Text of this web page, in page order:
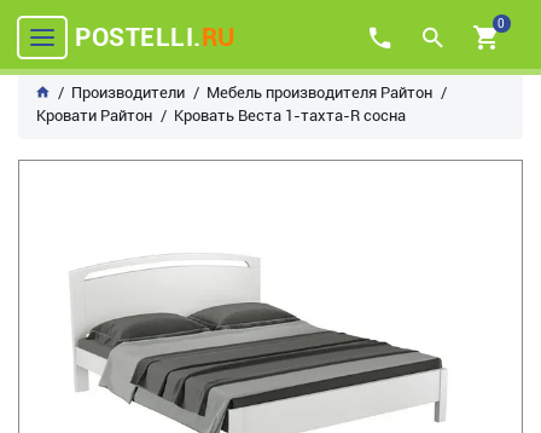
POSTELLI.RU 0
Производители
Мебель производителя Райтон
Кровати Райтон
Кровать Веста 1-тахта-R сосна